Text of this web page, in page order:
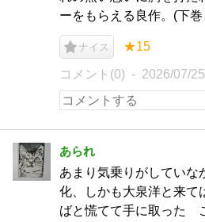
ーをもらえる良作。(下
ナイス ★15
コメント(0) 2026/07/25
あられ
あまり気乗りがしていな
化、しかも大泉洋と来て
ばと慌てて手に取った